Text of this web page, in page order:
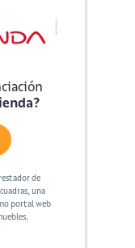
de
una
portal web